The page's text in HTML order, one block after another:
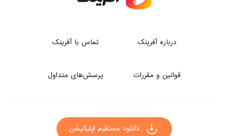
درباره آفرینک تماس با آفرینک
قوانین و مقررات پرسش‌های متداول
دانلود مستقیم اپلیکیشن